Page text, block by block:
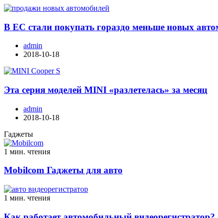
В ЕС стали покупать гораздо меньше новых
admin
2018-10-18
Эта серия моделей MINI «разлетелась» за месяц
admin
2018-10-18
Гаджеты
1 мин. чтения
Mobilcom Гаджеты для авто
1 мин. чтения